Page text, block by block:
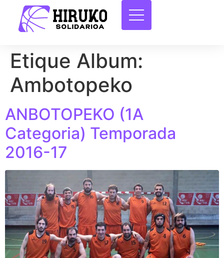
Etique Album:
Ambotopeko
ANBOTOPEKO (1A
Categoria) Temporada
2016-17